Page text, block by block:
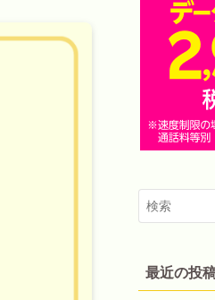
最近の投